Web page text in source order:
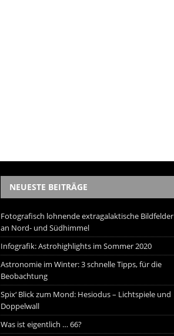
NEUESTE BEITRÄGE
Fotografisch lohnende extragalaktische Bildfelder
an Nord- und Südhimmel
Infografik: Astrohighlights im Sommer 2020
Astronomie im Winter: 3 schnelle Tipps, für die
Beobachtung
Spix‘ Blick zum Mond: Hesiodus – Lichtspiele und
Doppelwall
Was ist eigentlich … 66?